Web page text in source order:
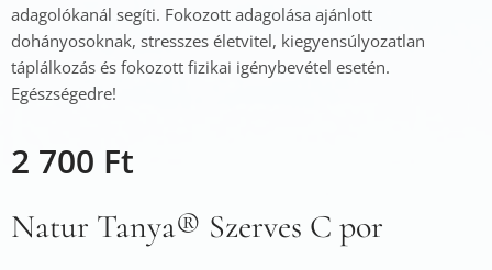
adagolókanál segíti. Fokozott adagolása ajánlott
dohányosoknak, stresszes életvitel, kiegyensúlyozatlan
táplálkozás és fokozott fizikai igénybevétel esetén.
Egészségedre!
2 700 Ft
Natur Tanya® Szerves C por